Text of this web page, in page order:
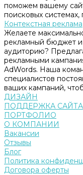
поможем вашему
поисковых системах,
Контекстная реклама
Желаете
рекламный бюджет
аудиторию?
рекламными
AdWords. Наша
специалистов
ваших кампаний,
ДИЗАЙН
ПОДДЕРЖКА САЙТА
ПОРТФОЛИО
О КОМПАНИИ
Вакансии
Отзывы
Блог
Политика
Договора оферты